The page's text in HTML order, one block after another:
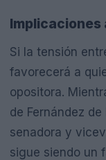
Implicaciones
Si la tensión
favorecerá a
opositora.
de Fernández
senadora y
sigue siendo un